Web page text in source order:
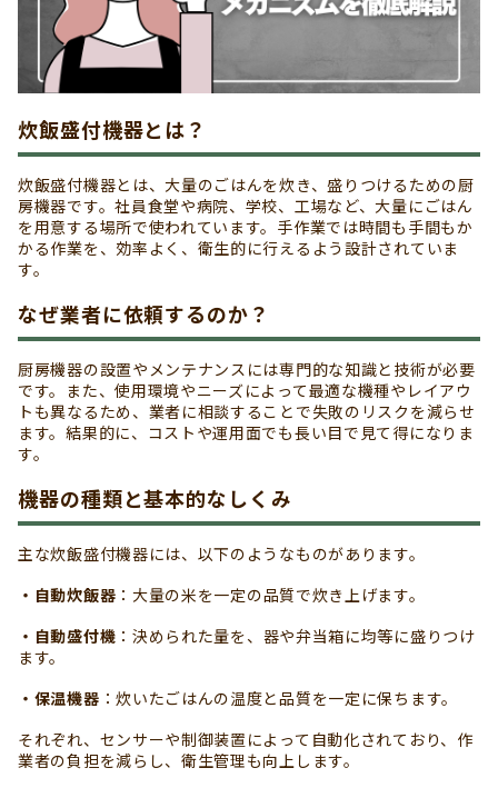
炊飯盛付機器とは？
炊飯盛付機器とは、大量のごはんを炊き、盛りつけるための厨
房機器です。社員食堂や病院、学校、工場など、大量にごはん
を用意する場所で使われています。手作業では時間も手間もか
かる作業を、効率よく、衛生的に行えるよう設計されていま
す。
なぜ業者に依頼するのか？
厨房機器の設置やメンテナンスには専門的な知識と技術が必要
です。また、使用環境やニーズによって最適な機種やレイアウ
トも異なるため、業者に相談することで失敗のリスクを減らせ
ます。結果的に、コストや運用面でも長い目で見て得になりま
す。
機器の種類と基本的なしくみ
主な炊飯盛付機器には、以下のようなものがあります。
・自動炊飯器 ：大量の米を一定の品質で炊き上げます。
・自動盛付機 ：決められた量を、器や弁当箱に均等に盛りつけ
ます。
・保温機器 ：炊いたごはんの温度と品質を一定に保ちます。
それぞれ、センサーや制御装置によって自動化されており、作
業者の負担を減らし、衛生管理も向上します。